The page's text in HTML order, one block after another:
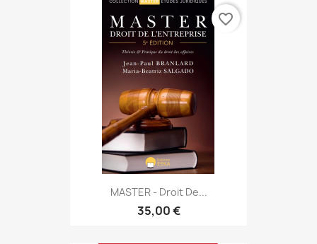
MASTER - Droit De...
35,00 €
favorite_border